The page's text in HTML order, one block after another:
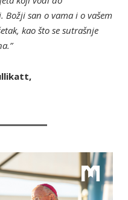
Božji san o vama i o vašem
kao što se sutrašnje